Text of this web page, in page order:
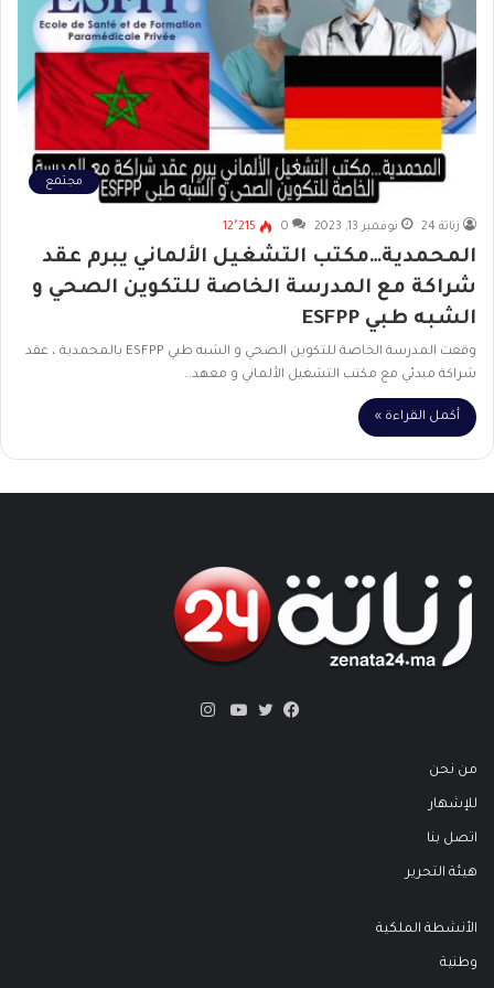
مجتمع
زناتة 24 نوفمبر 13, 2023 0 12٬215
المحمدية…مكتب التشغيل الألماني يبرم عقد
شراكة مع المدرسة الخاصة للتكوين الصحي و
الشبه طبي ESFPP
وقعت المدرسة الخاصة للتكوين الصحي و الشبه طبي ESFPP بالمحمدية ، عقد
شراكة مبدئي مع مكتب التشغيل الألماني و معهد…
أكمل القراءة »
من نحن
للإشهار
اتصل بنا
هيئة التحرير
الأنشطة الملكية
وطنية